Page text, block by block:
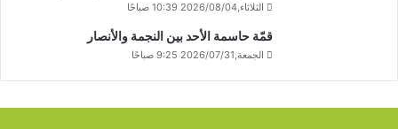
الثلاثاء,2026/08/04 10:39 صباحًا
قمّة حاسمة الأحد بين النجمة والأنصار
الجمعة,2026/07/31 9:25 صباحًا